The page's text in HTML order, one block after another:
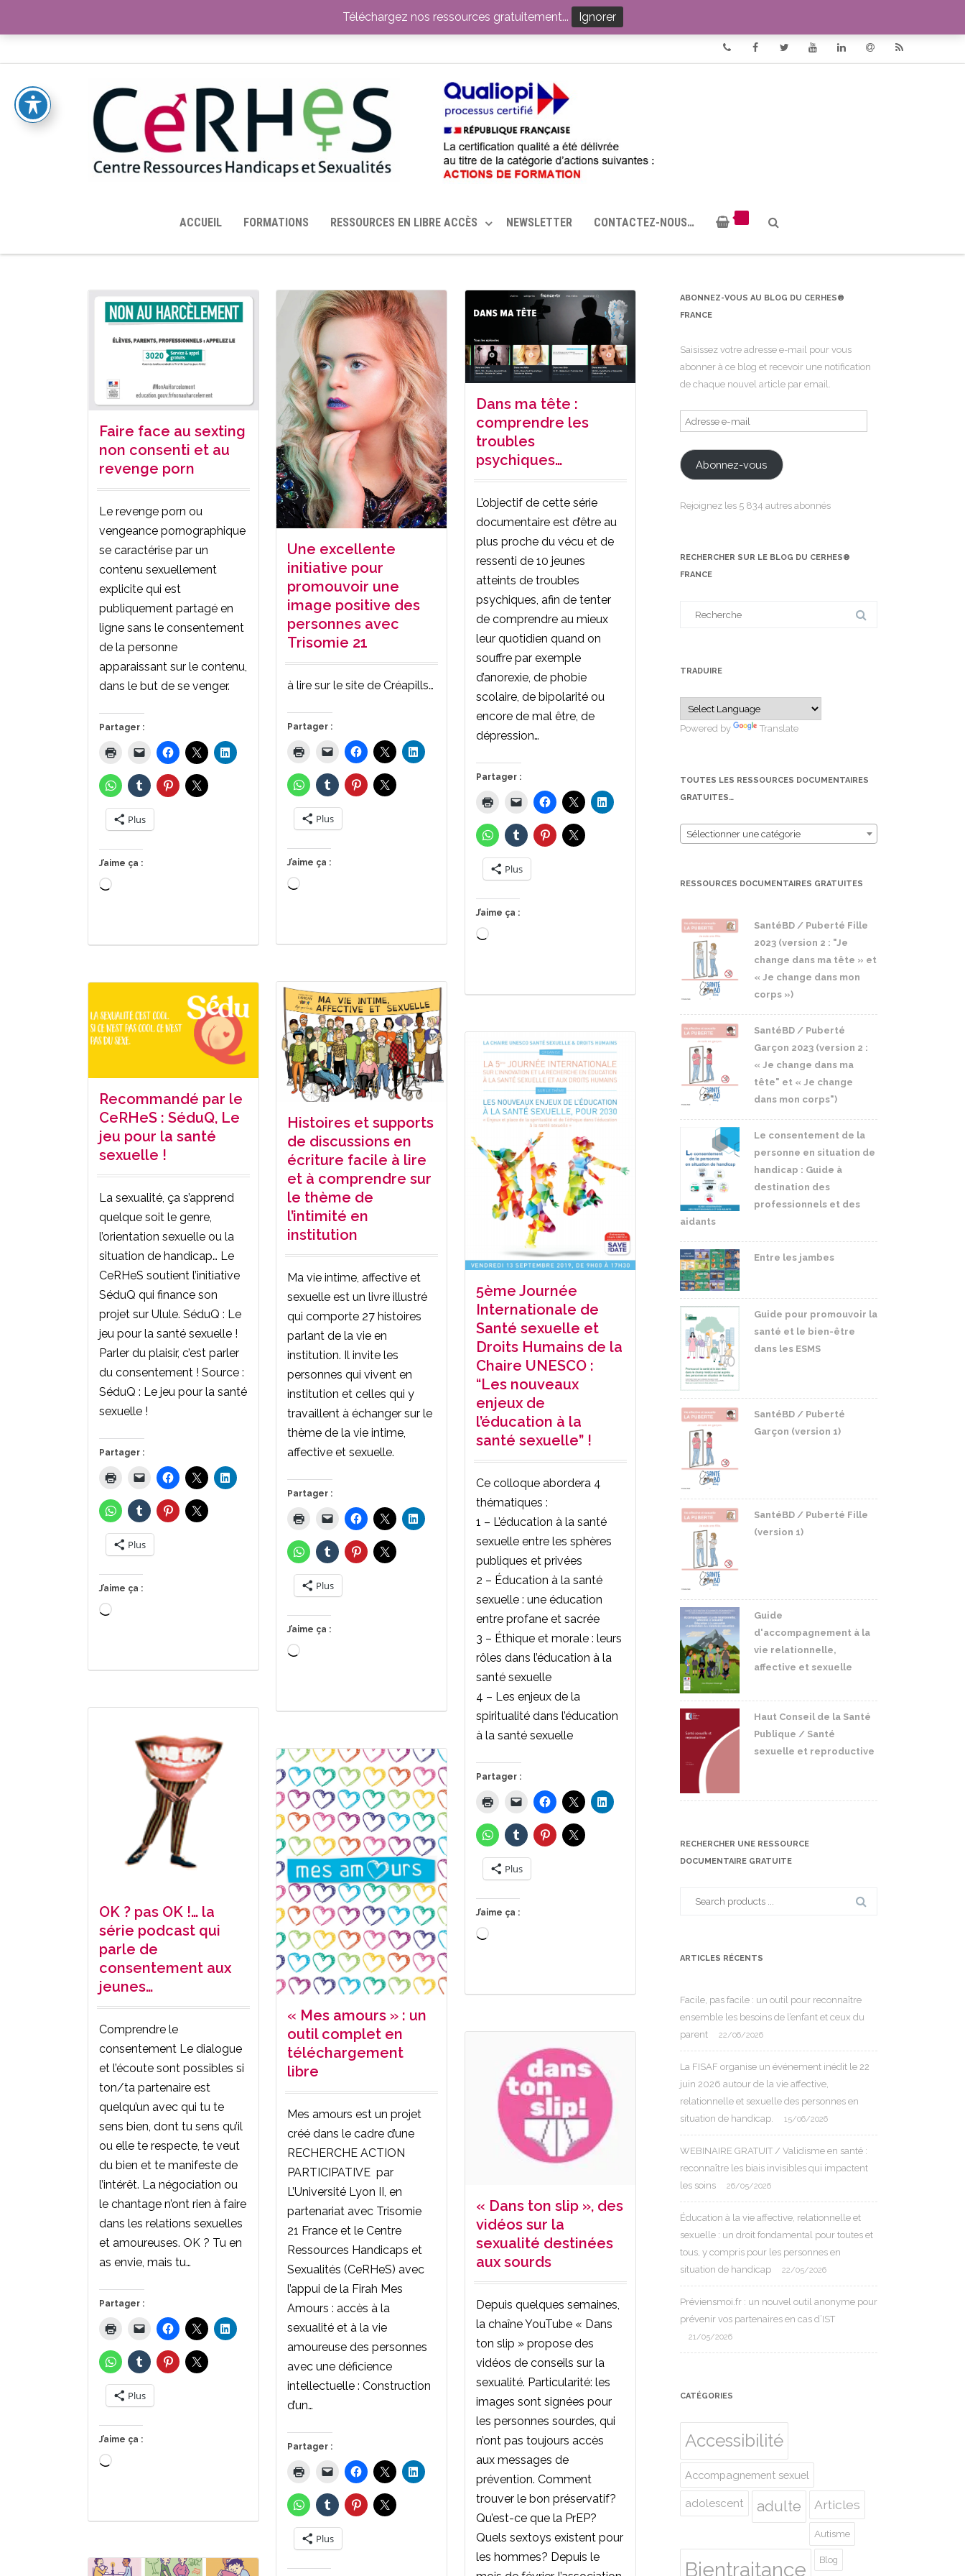
TOUTES LES RESSOURCES MISES À DISPOSITION PAR LE CERHES® FRANCE OUTILS EN SANTÉ SEXUELLE
ACCUEIL FORMATIONS RESSOURCES EN LIBRE ACCÈS NEWSLETTER CONTACTEZ-NOUS…
Faire face au sexting
non consenti et au
revenge porn
Le revenge porn ou
vengeance pornographique
se caractérise par un
contenu sexuellement
explicite qui est
publiquement partagé en
ligne sans le consentement
de la personne
apparaissant sur le contenu,
dans le but de se venger.
Partager :
Plus
J’aime ça :
Chargement…
Une excellente
initiative pour
promouvoir une
image positive des
personnes avec
Trisomie 21
à lire sur le site de Créapills…
Partager :
Plus
J’aime ça :
Chargement…
Dans ma tête :
comprendre les
troubles
psychiques…
L’objectif de cette série
documentaire est d’être au
plus proche du vécu et de
ressenti de 10 jeunes
atteints de troubles
psychiques, afin de tenter
de comprendre au mieux
leur quotidien quand on
souffre par exemple
d’anorexie, de phobie
scolaire, de bipolarité ou
encore de mal être, de
dépression…
Partager :
Plus
J’aime ça :
Chargement…
Histoires et supports
de discussions en
écriture facile à lire
et à comprendre sur
le thème de
l’intimité en
institution
Ma vie intime, affective et
sexuelle est un livre illustré
qui comporte 27 histoires
parlant de la vie en
institution. Il invite les
personnes qui vivent en
institution et celles qui y
travaillent à échanger sur le
thème de la vie intime,
affective et sexuelle.
Partager :
Plus
J’aime ça :
Chargement…
Recommandé par le
CeRHeS : SéduQ, Le
jeu pour la santé
sexuelle !
La sexualité, ça s’apprend
quelque soit le genre,
l’orientation sexuelle ou la
situation de handicap… Le
CeRHeS soutient l’initiative
SéduQ qui finance son
projet sur Ulule. SéduQ : Le
jeu pour la santé sexuelle !
Parler du plaisir, c’est parler
du consentement ! Source :
SéduQ : Le jeu pour la santé
sexuelle !
Partager :
Plus
J’aime ça :
Chargement…
5ème Journée
Internationale de
Santé sexuelle et
Droits Humains de la
Chaire UNESCO :
“Les nouveaux
enjeux de
l’éducation à la
santé sexuelle” !
Ce colloque abordera 4
thématiques :
1 – L’éducation à la santé
sexuelle entre les sphères
publiques et privées
2 – Éducation à la santé
sexuelle : une éducation
entre profane et sacrée
3 – Éthique et morale : leurs
rôles dans l’éducation à la
santé sexuelle
4 – Les enjeux de la
spiritualité dans l’éducation
à la santé sexuelle
Partager :
Plus
J’aime ça :
Chargement…
OK ? pas OK !… la
série podcast qui
parle de
consentement aux
jeunes…
Comprendre le
consentement Le dialogue
et l’écoute sont possibles si
ton/ta partenaire est
quelqu’un avec qui tu te
sens bien, dont tu sens qu’il
ou elle te respecte, te veut
du bien et te manifeste de
l’intérêt. La négociation ou
le chantage n’ont rien à faire
dans les relations sexuelles
et amoureuses. OK ? Tu en
as envie, mais tu…
Partager :
Plus
J’aime ça :
Chargement…
« Mes amours » : un
outil complet en
téléchargement
libre
Mes amours est un projet
créé dans le cadre d’une
RECHERCHE ACTION
PARTICIPATIVE par
L’Université Lyon II, en
partenariat avec Trisomie
21 France et le Centre
Ressources Handicaps et
Sexualités (CeRHeS) avec
l’appui de la Firah Mes
Amours : accès à la
sexualité et à la vie
amoureuse des personnes
avec une déficience
intellectuelle : Construction
d’un…
Partager :
Plus
« Dans ton slip », des
vidéos sur la
sexualité destinées
aux sourds
Depuis quelques semaines,
la chaîne YouTube « Dans
ton slip » propose des
vidéos de conseils sur la
sexualité. Particularité: les
images sont signées pour
les personnes sourdes, qui
n’ont pas toujours accès
aux messages de
prévention. Comment
trouver le bon préservatif?
Qu’est-ce que la PrEP?
Quels sextoys existent pour
les hommes? Depuis le
ABONNEZ-VOUS AU BLOG DU CERHES®
FRANCE
Saisissez votre adresse e-mail pour vous
abonner à ce blog et recevoir une notification
de chaque nouvel article par email.
Adresse
e-
mail
Abonnez-vous
Rejoignez les 5 834 autres abonnés
RECHERCHER SUR LE BLOG DU CERHES®
FRANCE
TRADUIRE
Powered by Translate
TOUTES LES RESSOURCES DOCUMENTAIRES
GRATUITES…
Sélectionner une catégorie
RESSOURCES DOCUMENTAIRES GRATUITES
SantéBD / Puberté Fille
2023 (version 2 : "Je
change dans ma tête » et
« Je change dans mon
corps »)
SantéBD / Puberté
Garçon 2023 (version 2 :
« Je change dans ma
tête" et « Je change
dans mon corps")
Le consentement de la
personne en situation de
handicap : Guide à
destination des
professionnels et des
aidants
Entre les jambes
Guide pour promouvoir la
santé et le bien-être
dans les ESMS
SantéBD / Puberté
Garçon (version 1)
SantéBD / Puberté Fille
(version 1)
Guide
d'accompagnement à la
vie relationnelle,
affective et sexuelle
Haut Conseil de la Santé
Publique / Santé
sexuelle et reproductive
RECHERCHER UNE RESSOURCE
DOCUMENTAIRE GRATUITE
ARTICLES RÉCENTS
Facile, pas facile : un outil pour reconnaître
ensemble les besoins de l’enfant et ceux du
parent
22/06/2026
La FISAF organise un événement inédit le 22
juin 2026 autour de la vie affective,
relationnelle et sexuelle des personnes en
situation de handicap.
15/06/2026
WEBINAIRE GRATUIT / Validisme en santé :
reconnaître les biais invisibles qui impactent
les soins
26/05/2026
Éducation à la vie affective, relationnelle et
sexuelle : un droit fondamental pour toutes et
tous, y compris pour les personnes en
situation de handicap
22/05/2026
Préviensmoi.fr : un nouvel outil anonyme pour
prévenir vos partenaires en cas d’IST
21/05/2026
CATÉGORIES
Accessibilité
Accompagnement sexuel
adolescent adulte Articles
Autisme
Bientraitance Blog
Téléchargez nos ressources gratuitement... Ignorer